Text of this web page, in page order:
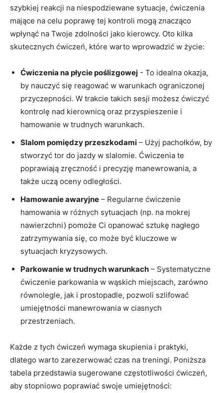
⁤szybkiej reakcji na niespodziewane sytuacje, ćwiczenia
mające na‌ celu poprawę tej kontroli mogą​ znacząco
wpłynąć na Twoje zdolności jako kierowcy. Oto‍ kilka
skutecznych ćwiczeń, które‌ warto‍ wprowadzić w‌ życie:
Ćwiczenia na płycie poślizgowej -⁣ To idealna ⁢okazja,
by nauczyć się reagować w warunkach⁤ ograniczonej
przyczepności. W⁢ trakcie takich sesji możesz ćwiczyć
kontrolę nad kierownicą oraz⁤ przyspieszenie ​i
hamowanie w trudnych warunkach.
Slalom pomiędzy przeszkodami – Użyj pachołków, by
stworzyć tor⁤ do jazdy w ⁤slalomie. Ćwiczenia te
poprawiają​ zręczność i precyzję ‌manewrowania,⁢ a
także uczą oceny odległości.
Hamowanie awaryjne – Regularne ćwiczenie⁢
hamowania w różnych sytuacjach ‍(np. na mokrej
nawierzchni) pomoże Ci opanować sztukę nagłego
zatrzymywania ‌się, co może być kluczowe w
⁤sytuacjach kryzysowych.
Parkowanie w trudnych warunkach – Systematyczne
⁤ćwiczenie parkowania w wąskich miejscach, zarówno
równolegle, jak i ⁢prostopadle, pozwoli szlifować
umiejętności manewrowania⁤ w ciasnych
przestrzeniach.
Każde z tych ćwiczeń wymaga skupienia i praktyki,
dlatego warto zarezerwować czas na treningi. Poniższa
tabela przedstawia sugerowane częstotliwości ćwiczeń,
aby stopniowo poprawiać swoje umiejętności: